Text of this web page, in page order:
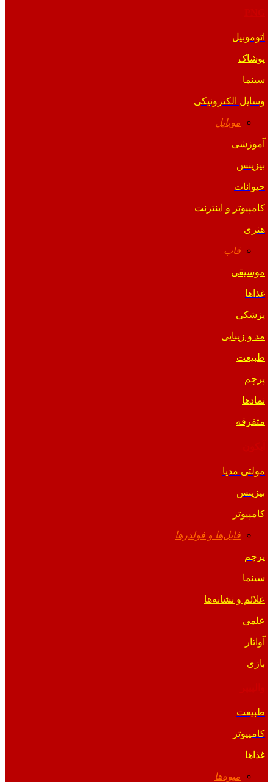
اتوموبیل
پوشاک
سینما
وسایل الکترونیکی
موبایل
آموزشی
بیزینس
حیوانات
کامپیوتر و اینترنت
هنری
قاب
موسیقی
غذاها
پزشکی
مد و زیبایی
طبیعت
پرچم
نمادها
متفرقه
مولتی مدیا
بیزینس
کامپیوتر
فایل‌ها و فولدرها
پرچم
سینما
علائم و نشانه‌ها
علمی
آواتار
بازی
طبیعت
کامپیوتر
غذاها
میوه‌ها